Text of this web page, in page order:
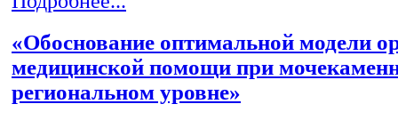
«Обоснование оптимальной модели
медицинской помощи при
региональном уровне»